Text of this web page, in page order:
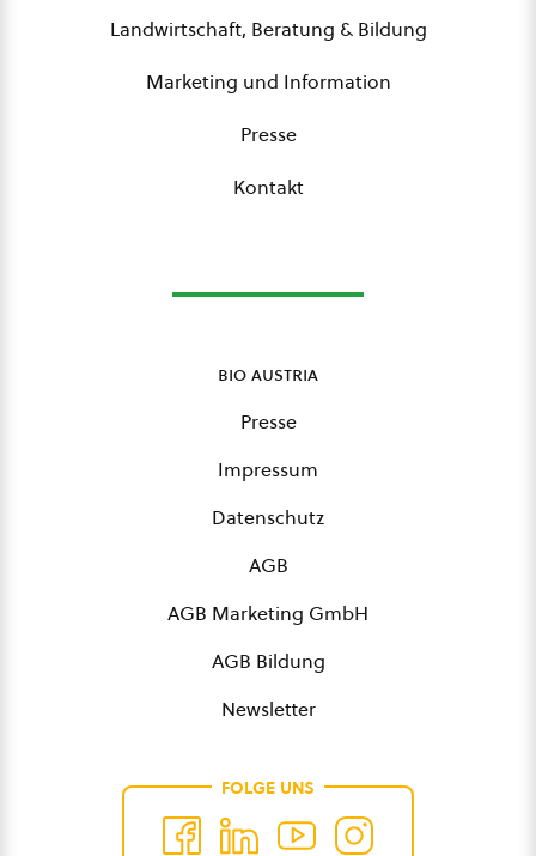
Landwirtschaft, Beratung & Bildung
Marketing und Information
Presse
Kontakt
bio austria
Presse
Impressum
Datenschutz
AGB
AGB Marketing GmbH
AGB Bildung
Newsletter
FOLGE UNS